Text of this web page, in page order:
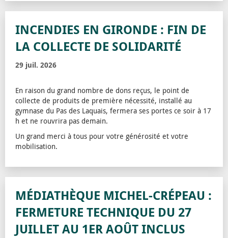
INCENDIES EN GIRONDE : FIN DE
LA COLLECTE DE SOLIDARITÉ
29 juil. 2026
En raison du grand nombre de dons reçus, le point de
collecte de produits de première nécessité, installé au
gymnase du Pas des Laquais, fermera ses portes ce soir à 17
h et ne rouvrira pas demain.
Un grand merci à tous pour votre générosité et votre
mobilisation.
MÉDIATHÈQUE MICHEL-CRÉPEAU :
FERMETURE TECHNIQUE DU 27
JUILLET AU 1ER AOÛT INCLUS